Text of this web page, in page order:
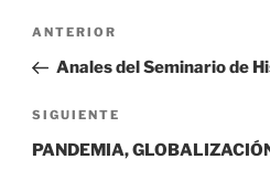
Navegación
entradas
Entrada
anterior:
ANTERIOR
Anales del Seminario de
Siguiente
entrada
SIGUIENTE
PANDEMIA,